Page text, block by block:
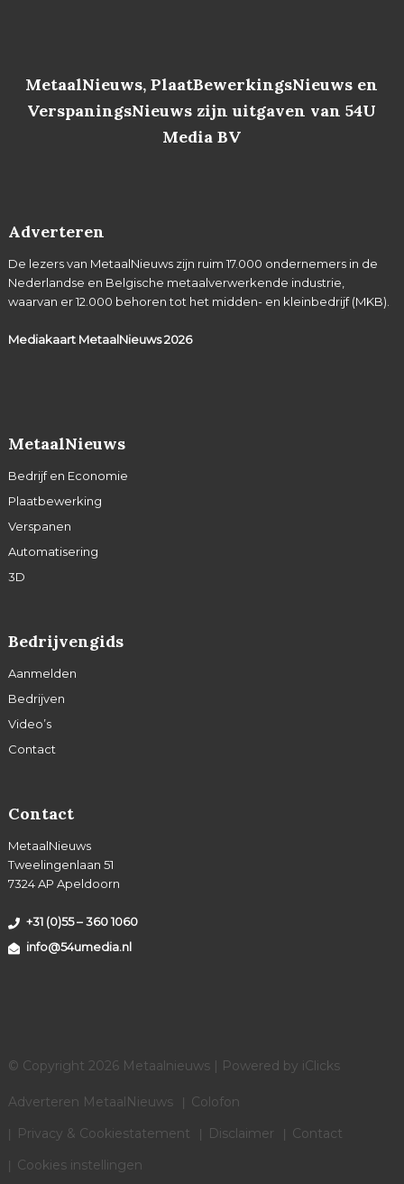
MetaalNieuws, PlaatBewerkingsNieuws en
VerspaningsNieuws zijn uitgaven van 54U
Media BV
Adverteren
De lezers van MetaalNieuws zijn ruim 17.000 ondernemers in de
Nederlandse en Belgische metaalverwerkende industrie,
waarvan er 12.000 behoren tot het midden- en kleinbedrijf (MKB).
Mediakaart MetaalNieuws2026
MetaalNieuws
Bedrijf en Economie
Plaatbewerking
Verspanen
Automatisering
3D
Bedrijvengids
Aanmelden
Bedrijven
Video’s
Contact
Contact
MetaalNieuws
Tweelingenlaan 51
7324 AP Apeldoorn
+31 (0)55 – 360 1060
info@54umedia.nl
© Copyright 2026 Metaalnieuws | Powered by iClicks
Adverteren MetaalNieuws
Colofon
Privacy & Cookiestatement
Disclaimer
Contact
Cookies instellingen